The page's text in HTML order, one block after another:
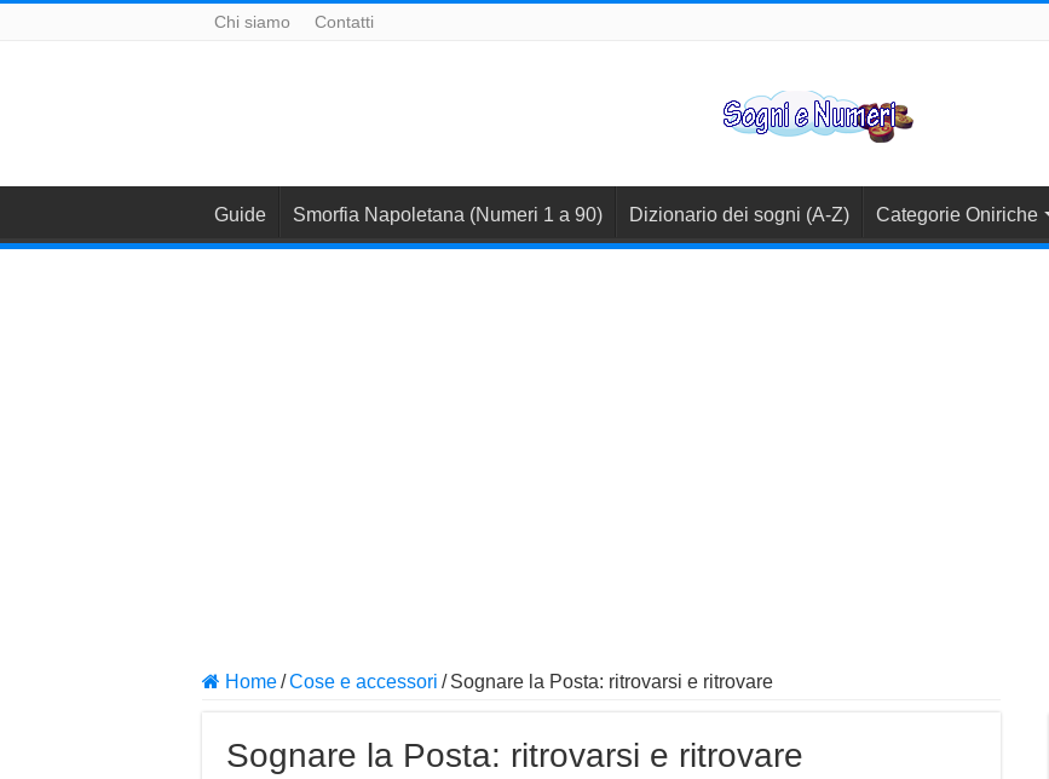
Chi siamo Contatti
Guide Smorfia Napoletana (Numeri 1 a 90) Dizionario dei sogni (A-Z) Categorie Oniriche
Home/Cose e accessori / Sognare la Posta: ritrovarsi e ritrovare
Sognare la Posta: ritrovarsi e ritrovare